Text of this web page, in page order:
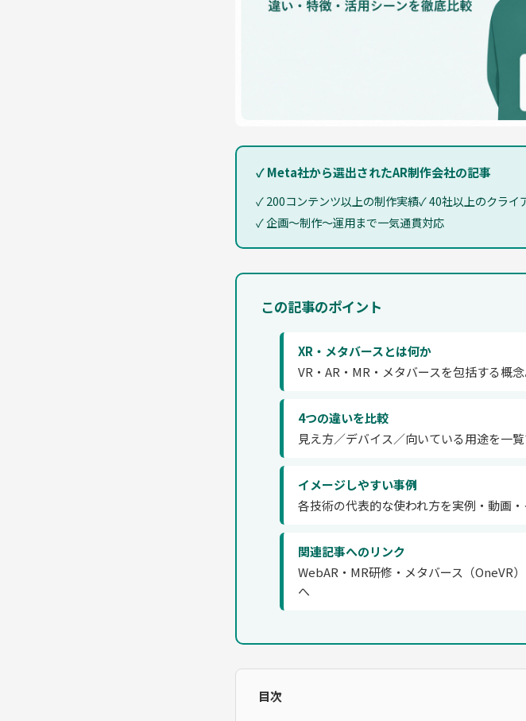
✓ Meta社から選出されたAR制作会社の記事
✓ 200コンテンツ以上の制作実績✓ 40社以上のクライ
✓ 企画〜制作〜運用まで一気通貫対応
この記事のポイント
XR・メタバースとは何か
VR・AR・MR・メタバースを包括する概
4つの違いを比較
見え方／デバイス／向いている用途を一
イメージしやすい事例
各技術の代表的な使われ方を実例・動画
関連記事へのリンク
WebAR・MR研修・メタバース（OneVR
へ
目次